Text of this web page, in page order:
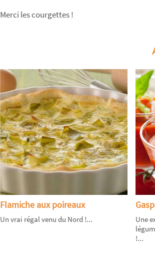
Merci les courgettes !
Flamiche aux poireaux
Un vrai régal venu du Nord !...
Une
!...